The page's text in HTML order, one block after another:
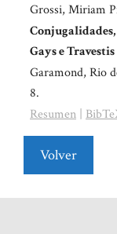
Grossi, Miriam
Gays e Travestis
Garamond, Rio
8.
Resumen |
Volver